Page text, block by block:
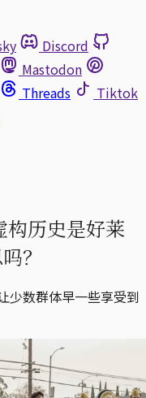
Discord
Mastodon
Threads
Tiktok
历史是好莱
？
少数群体早一些享受到